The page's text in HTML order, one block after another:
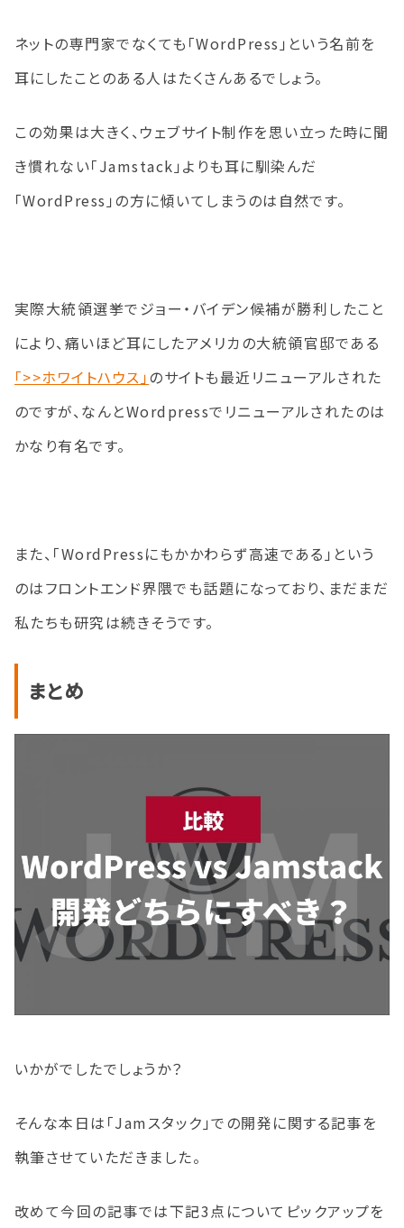
ネットの専門家でなくても「WordPress」という名前を
耳にしたことのある人はたくさんあるでしょう。
この効果は大きく、ウェブサイト制作を思い立った時に聞
き慣れない「Jamstack」よりも耳に馴染んだ
「WordPress」の方に傾いてしまうのは自然です。
実際大統領選挙でジョー・バイデン候補が勝利したこと
により、痛いほど耳にしたアメリカ の大統領官邸である
「>>ホワイトハウス」 のサイトも最近リニューアルされた
のですが、なんとWordpressでリニューアルされたのは
かなり有名です。
また、「WordPressにもかかわらず高速である」という
のはフロントエンド界隈でも話題になっており、まだまだ
私たちも研究は続きそうです。
まとめ
いかがでしたでしょうか？
そんな本日は「Jamスタック」での開発に関する記事を
執筆させていただきました。
改めて今回の記事では下記3点についてピックアップを